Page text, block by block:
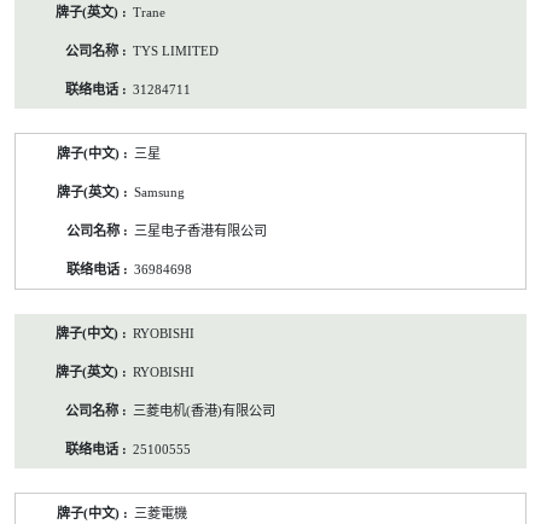
Trane
TYS LIMITED
31284711
三星
Samsung
三星电子香港有限公司
36984698
RYOBISHI
RYOBISHI
三菱电机(香港)有限公司
25100555
三菱電機